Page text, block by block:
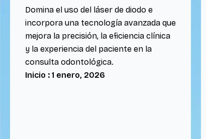
Domina el uso del láser de diodo e
incorpora una tecnología avanzada que
mejora la precisión, la eficiencia clínica
y la experiencia del paciente en la
consulta odontológica.
Inicio : 1 enero, 2026